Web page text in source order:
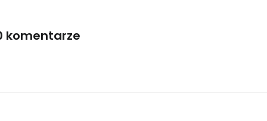
komentarze